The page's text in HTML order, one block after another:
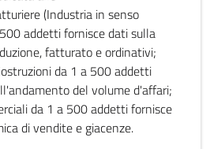
(Industria in senso
addetti fornisce dati sulla
fatturato e ordinativi;
da 1 a 500 addetti
del volume d'affari;
da 1 a 500 addetti fornisce
di vendite e giacenze.